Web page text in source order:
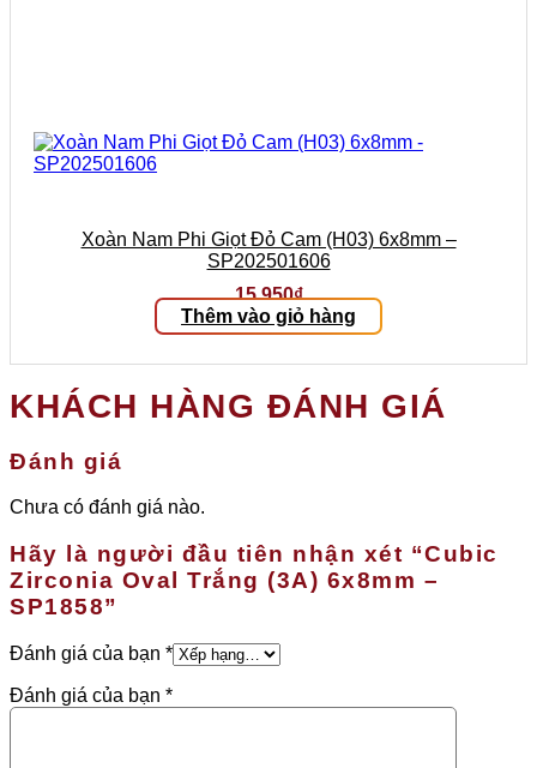
Xoàn Nam Phi Giọt Đỏ Cam (H03) 6x8mm –
SP202501606
15.950₫
Thêm vào giỏ hàng
KHÁCH HÀNG ĐÁNH GIÁ
Đánh giá
Chưa có đánh giá nào.
Hãy là người đầu tiên nhận xét “Cubic
Zirconia Oval Trắng (3A) 6x8mm –
SP1858”
Đánh giá của bạn *
Đánh giá của bạn *